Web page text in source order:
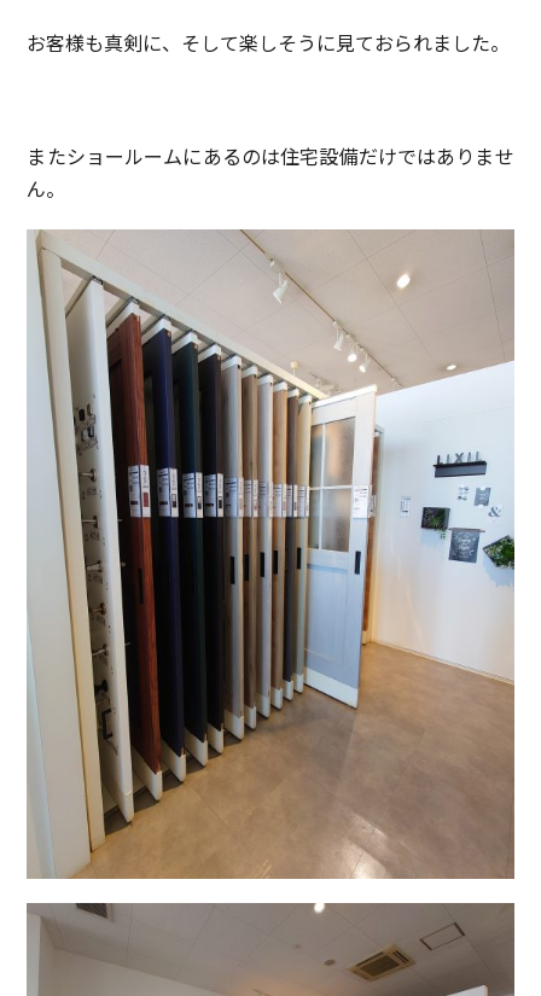
お客様も真剣に、そして楽しそうに見ておられました。
またショールームにあるのは住宅設備だけではありませ
ん。